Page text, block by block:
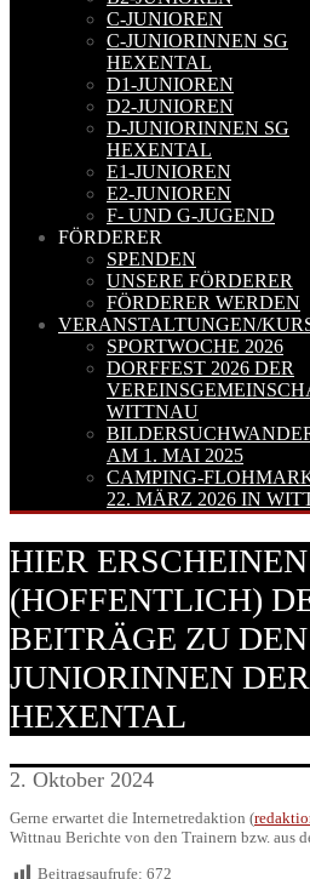
C-JUNIOREN
C-JUNIORINNEN SG
HEXENTAL
D1-JUNIOREN
D2-JUNIOREN
D-JUNIORINNEN SG
HEXENTAL
E1-JUNIOREN
E2-JUNIOREN
F- UND G-JUGEND
FÖRDERER
SPENDEN
UNSERE FÖRDERER
FÖRDERER WERDEN
VERANSTALTUNGEN/
SPORTWOCHE 2026
DORFFEST 2026 DER
WITTNAU
AM 1. MAI 2025
CAMPING-
22. MÄRZ 2026 IN
HIER ERSCHEINEN
(HOFFENTLICH)
BEITRÄGE ZU
JUNIORINNEN
HEXENTAL
2. Oktober 2024
Gerne erwartet die Internetredaktion (
Wittnau Berichte von den Trainern bzw. aus
Beitragsaufrufe: 672